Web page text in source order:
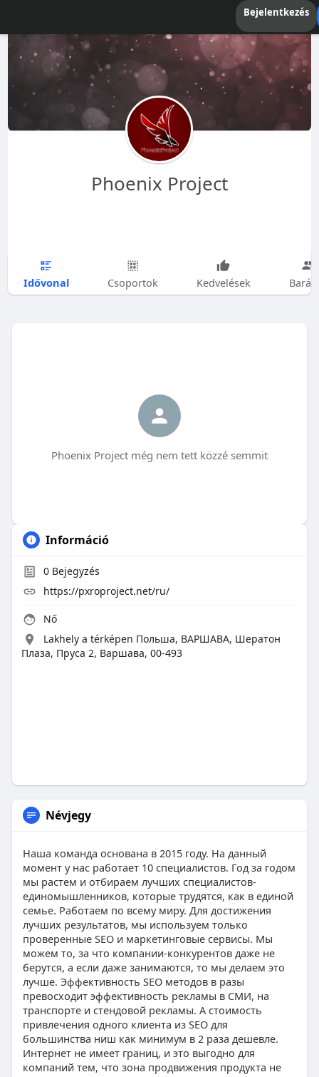
Bejelentkezés
Phoenix Project
Idővonal Csoportok Kedvelések
Phoenix Project még nem tett közzé semmit
Információ
0Bejegyzés
https://pxroproject.net/ru/
Nő
Lakhely a térképen Польша, ВАРШАВА, Шератон
Плаза, Пруса 2, Варшава, 00-493
Névjegy
Наша команда основана в 2015 году. На данный
момент у нас работает 10 специалистов. Год за годом
мы растем и отбираем лучших специалистов-
единомышленников, которые трудятся, как в единой
семье. Работаем по всему миру. Для достижения
лучших результатов, мы используем только
проверенные SEO и маркетинговые сервисы. Мы
можем то, за что компании-конкурентов даже не
берутся, а если даже занимаются, то мы делаем это
лучше. Эффективность SEO методов в разы
превосходит эффективность рекламы в СМИ, на
транспорте и стендовой рекламы. А стоимость
привлечения одного клиента из SEO для
большинства ниш как минимум в 2 раза дешевле.
Интернет не имеет границ, и это выгодно для
компаний тем, что зона продвижения продукта не